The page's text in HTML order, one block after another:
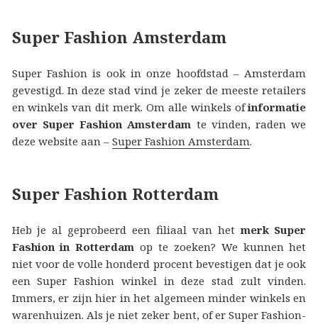
Super Fashion Amsterdam
Super Fashion is ook in onze hoofdstad – Amsterdam
gevestigd. In deze stad vind je zeker de meeste retailers
en winkels van dit merk. Om alle winkels ofinformatie
over Super Fashion Amsterdam te vinden, raden we
deze website aan – Super Fashion Amsterdam.
Super Fashion Rotterdam
Heb je al geprobeerd een filiaal van hetmerk Super
Fashion in Rotterdam op te zoeken? We kunnen het
niet voor de volle honderd procent bevestigen dat je ook
een Super Fashion winkel in deze stad zult vinden.
Immers, er zijn hier in het algemeen minder winkels en
warenhuizen. Als je niet zeker bent, of er Super Fashion-